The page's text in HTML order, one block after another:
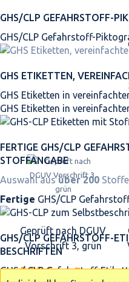
GHS/CLP GEFAHRSTOFF-
GHS/CLP Gefahrstoff-
GHS ETIKETTEN,
GHS Etiketten in
GHS Etiketten in
FERTIGE GHS/CLP
STOFFANGABE
Auswahl ausüber 200
Fertige GHS/CLP
GHS/CLP GEFAHRSTOFF-
BESCHRIFTEN
GHS / CLP Gefahrstoff-
Geprüft nach DGUV
Vorschrift 3, grün
5,25 €pro Bogen